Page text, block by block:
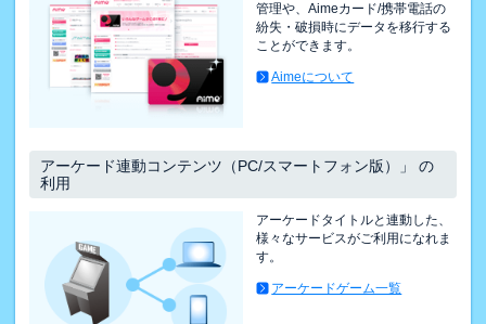
管理や、Aimeカード/携帯電話の
紛失・破損時にデータを移行する
ことができます。
Aimeについて
アーケード連動コンテンツ（PC/スマートフォン版）」 の
利用
アーケードタイトルと連動した、
様々なサービスがご利用になれま
す。
アーケードゲーム一覧